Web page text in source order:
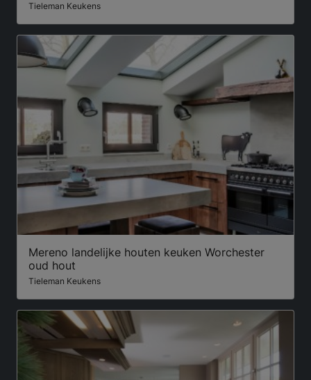
Tieleman Keukens
Mereno landelijke houten keuken Worchester
oud hout
Tieleman Keukens